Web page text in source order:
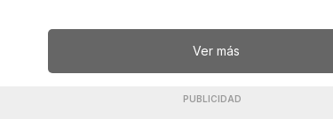
Ver más
PUBLICIDAD